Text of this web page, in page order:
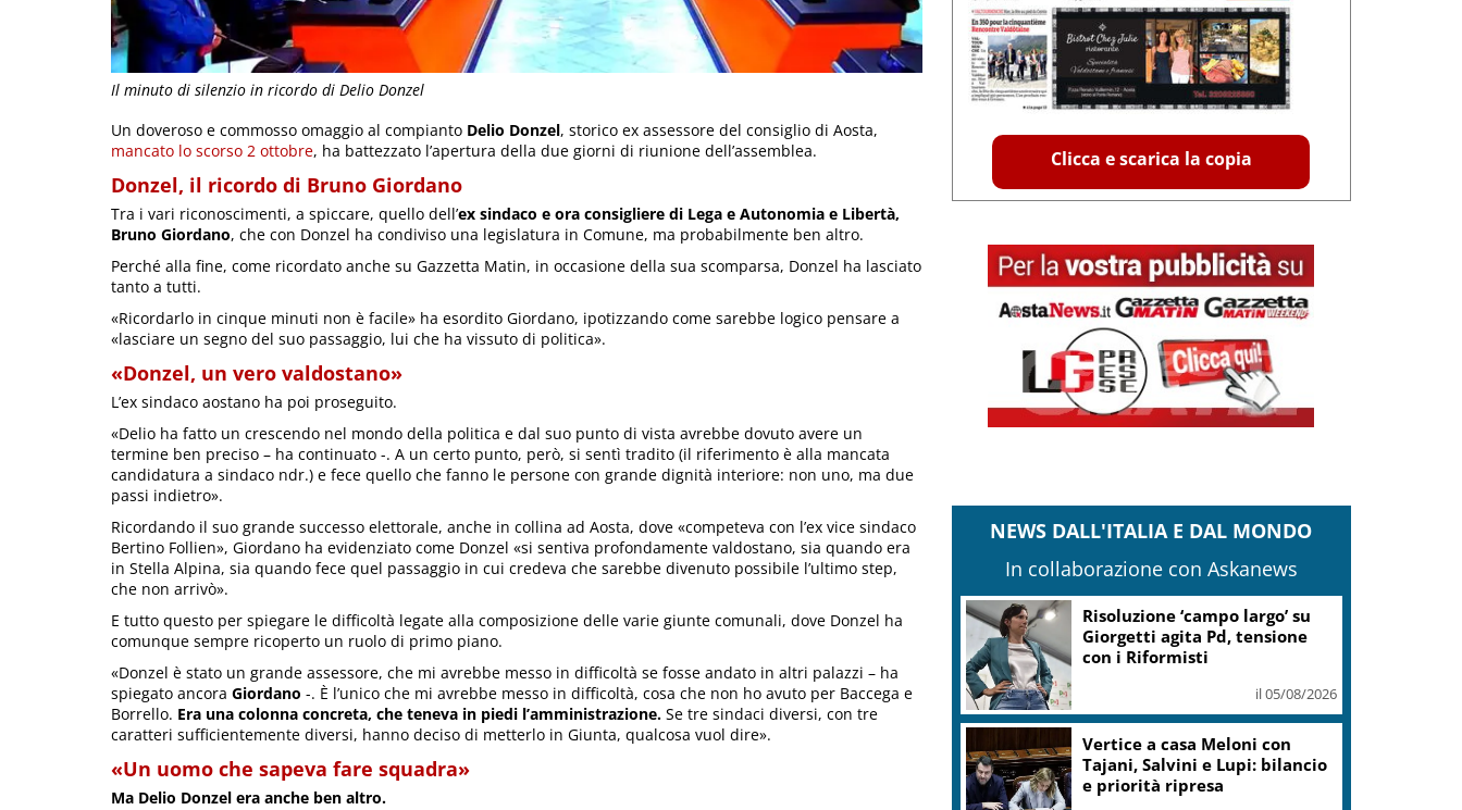
Il minuto di silenzio in ricordo di Delio Donzel
Un doveroso e commosso omaggio al compianto Delio Donzel, storico ex assessore del consiglio di Aosta,
mancato lo scorso 2 ottobre, ha battezzato l’apertura della due giorni di riunione dell’assemblea.
Donzel, il ricordo di Bruno Giordano
Tra i vari riconoscimenti, a spiccare, quello dell’ex sindaco e ora consigliere di Lega e Autonomia e Libertà,
Bruno Giordano, che con Donzel ha condiviso una legislatura in Comune, ma probabilmente ben altro.
Perché alla fine, come ricordato anche su Gazzetta Matin, in occasione della sua scomparsa, Donzel ha lasciato
tanto a tutti.
«Ricordarlo in cinque minuti non è facile» ha esordito Giordano, ipotizzando come sarebbe logico pensare a
«lasciare un segno del suo passaggio, lui che ha vissuto di politica».
«Donzel, un vero valdostano»
L’ex sindaco aostano ha poi proseguito.
«Delio ha fatto un crescendo nel mondo della politica e dal suo punto di vista avrebbe dovuto avere un
termine ben preciso – ha continuato -. A un certo punto, però, si sentì tradito (il riferimento è alla mancata
candidatura a sindaco ndr.) e fece quello che fanno le persone con grande dignità interiore: non uno, ma due
passi indietro».
Ricordando il suo grande successo elettorale, anche in collina ad Aosta, dove «competeva con l’ex vice sindaco
Bertino Follien», Giordano ha evidenziato come Donzel «si sentiva profondamente valdostano, sia quando era
in Stella Alpina, sia quando fece quel passaggio in cui credeva che sarebbe divenuto possibile l’ultimo step,
che non arrivò».
E tutto questo per spiegare le difficoltà legate alla composizione delle varie giunte comunali, dove Donzel ha
comunque sempre ricoperto un ruolo di primo piano.
«Donzel è stato un grande assessore, che mi avrebbe messo in difficoltà se fosse andato in altri palazzi – ha
spiegato ancora Giordano -. È l’unico che mi avrebbe messo in difficoltà, cosa che non ho avuto per Baccega e
Borrello. Era una colonna concreta, che teneva in piedi l’amministrazione. Se tre sindaci diversi, con tre
caratteri sufficientemente diversi, hanno deciso di metterlo in Giunta, qualcosa vuol dire».
«Un uomo che sapeva fare squadra»
Ma Delio Donzel era anche ben altro.
Clicca e scarica la copia
NEWS DALL'ITALIA E DAL MONDO
In collaborazione con Askanews
Banco Bpm, Castagna: Agricole
Italia? Valuteremo, ritengo
fusione molto solida
il 05/08/2026
Conti pubblici, Governo
incassa sì su clausola Ue. Lega
ottiene modifica a risoluzione